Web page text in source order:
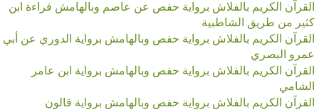
القرآن الكريم بالفلاش برواية حفص عن عاصم وبالهامش قراءة ابن
كثير من طريق الشاطبية
القرآن الكريم بالفلاش برواية حفص وبالهامش برواية الدوري عن أبي
عمرو البصري
القرآن الكريم بالفلاش برواية حفص وبالهامش برواية ابن عامر
الشامي
القرآن الكريم بالفلاش برواية حفص وبالهامش برواية قالون